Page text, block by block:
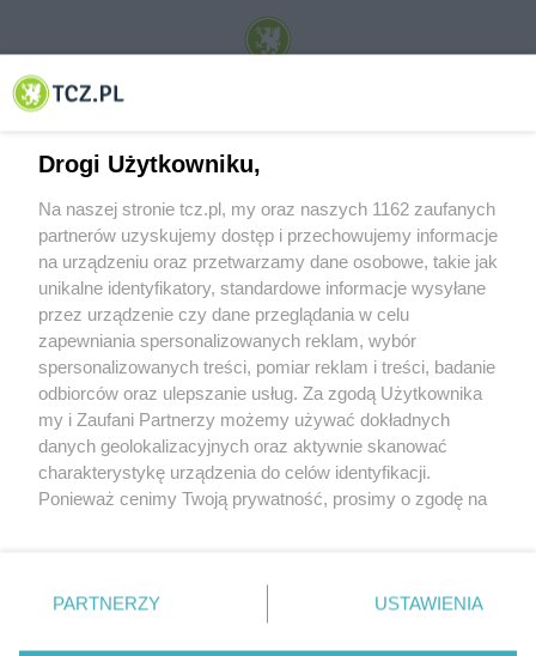
© 2001-2026 Tczew - TCZ.PL Sp. z o.o. Internetowy Serwis Informacyjny Miasta
O FIRMIE POLITYKA PRYWATNOŚCI HOSTING
REKLAMA WSPÓŁPRACA RSS FACEBOOK KONTAKT
Nasze serwisy
Aktualności
Tcz24
Historia miasta
Muzyka i kultura
Archiwum wydarzeń
Zdjęcia miasta
Drogi Użytkowniku,
Na naszej stronie tcz.pl, my oraz naszych 1162 zaufanych
partnerów uzyskujemy dostęp i przechowujemy informacje
na urządzeniu oraz przetwarzamy dane osobowe, takie jak
unikalne identyfikatory, standardowe informacje wysyłane
przez urządzenie czy dane przeglądania w celu
zapewniania spersonalizowanych reklam, wybór
spersonalizowanych treści, pomiar reklam i treści, badanie
odbiorców oraz ulepszanie usług. Za zgodą Użytkownika
my i Zaufani Partnerzy możemy używać dokładnych
danych geolokalizacyjnych oraz aktywnie skanować
charakterystykę urządzenia do celów identyfikacji.
Ponieważ cenimy Twoją prywatność, prosimy o zgodę na
znajdujący się w lewym dolnym rogu strony
. Niektóre
PARTNERZY USTAWIENIA